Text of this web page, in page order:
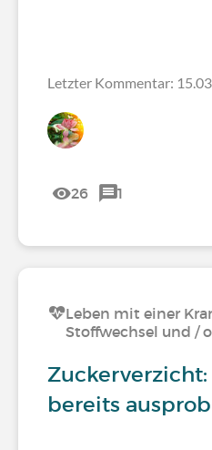
Letzter Kommentar:
26 1
Leben mit einer
Stoffwechsel und /
bereits